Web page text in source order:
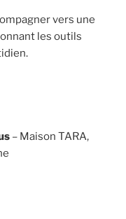
vers une
les outils
– Maison TARA,